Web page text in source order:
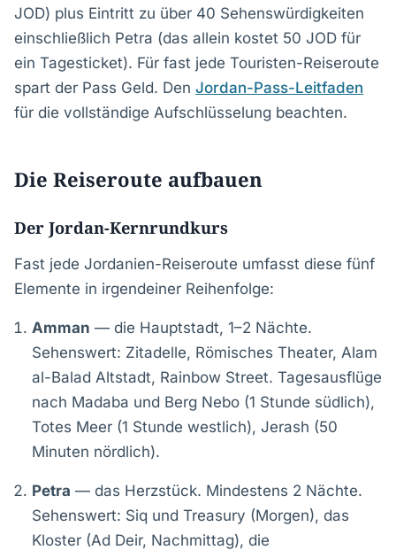
JOD) plus Eintritt zu über 40 Sehenswürdigkeiten
einschließlich Petra (das allein kostet 50 JOD für
ein Tagesticket). Für fast jede Touristen-Reiseroute
spart der Pass Geld. Den Jordan-Pass-Leitfaden
für die vollständige Aufschlüsselung beachten.
Die Reiseroute aufbauen
Der Jordan-Kernrundkurs
Fast jede Jordanien-Reiseroute umfasst diese fünf
Elemente in irgendeiner Reihenfolge:
Amman — die Hauptstadt, 1–2 Nächte.
Sehenswert: Zitadelle, Römisches Theater, Alam
al-Balad Altstadt, Rainbow Street. Tagesausflüge
nach Madaba und Berg Nebo (1 Stunde südlich),
Totes Meer (1 Stunde westlich), Jerash (50
Minuten nördlich).
Petra — das Herzstück. Mindestens 2 Nächte.
Sehenswert: Siq und Treasury (Morgen), das
Kloster (Ad Deir, Nachmittag), die